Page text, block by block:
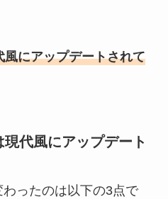
にアップデートされて
現代風にアップデート
ったのは以下の3点で